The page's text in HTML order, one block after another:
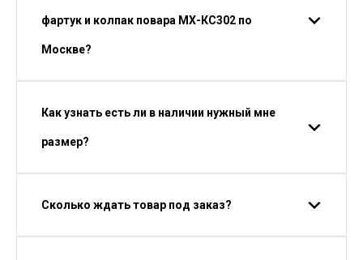
фартук и колпак повара МХ-КС302 по
Москве?
Как узнать есть ли в наличии нужный мне
размер?
Сколько ждать товар под заказ?